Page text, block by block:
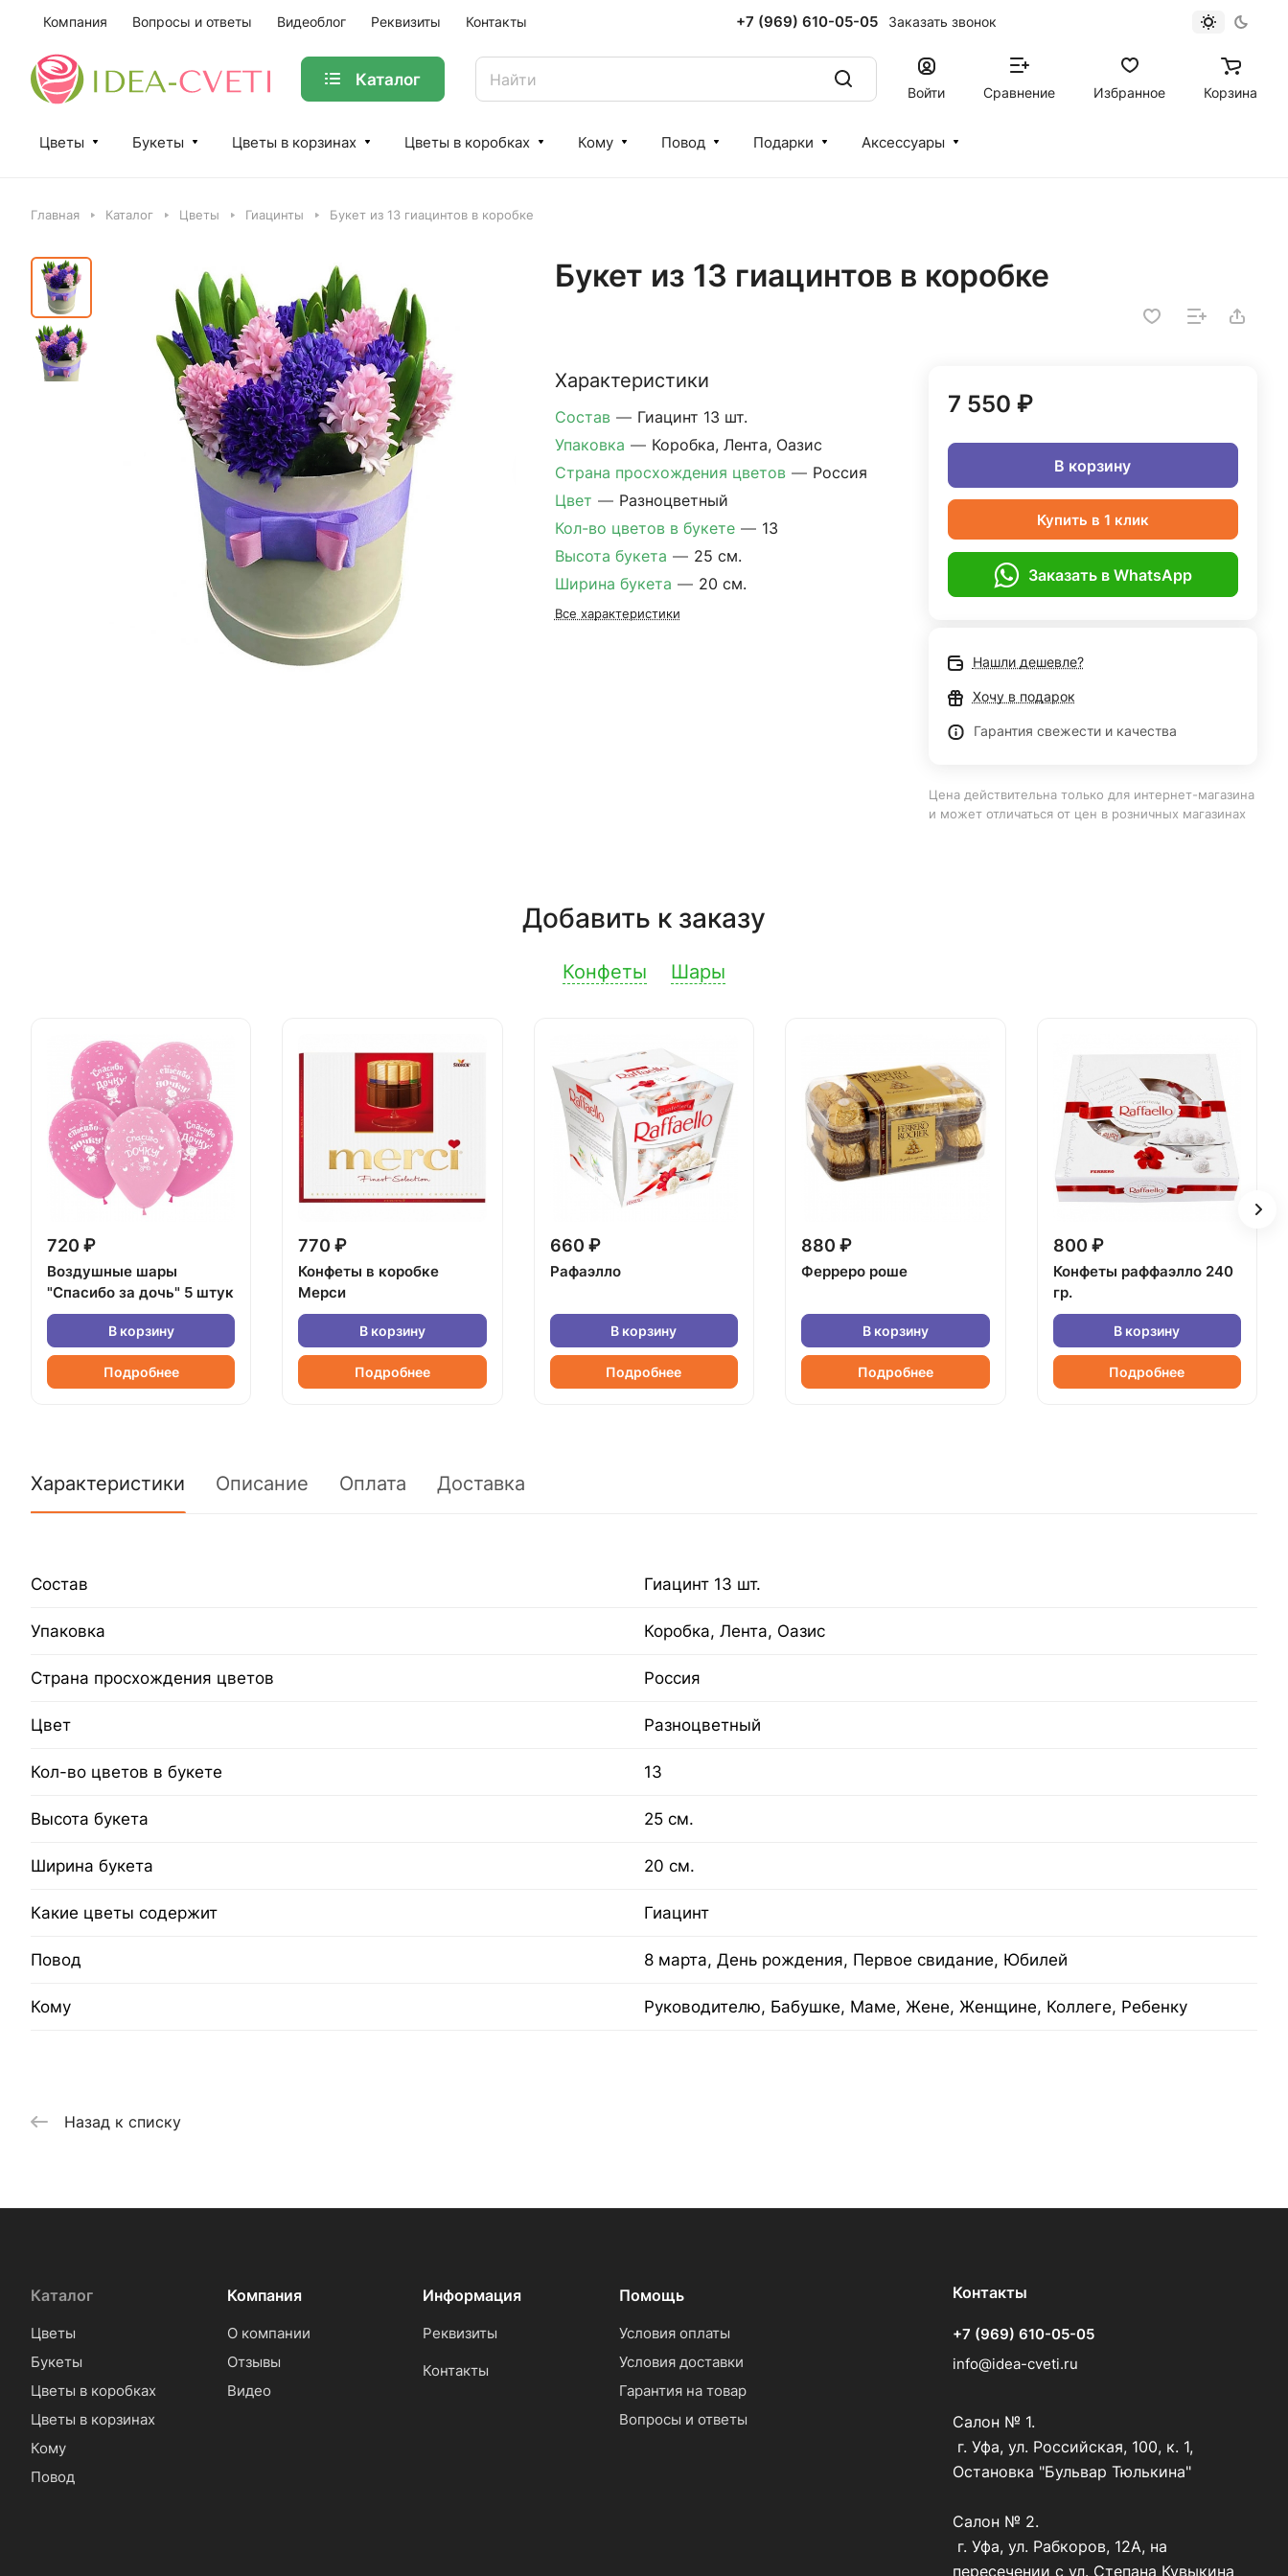
Компания Вопросы и ответы Видеоблог Реквизиты Контакты +7 (969) 610-05-05 Заказать звонок
Каталог
Войти Сравнение Избранное Корзина
Цветы Букеты Цветы в корзинах Цветы в коробках Кому Повод Подарки Аксессуары
Главная Каталог Цветы Гиацинты Букет из 13 гиацинтов в коробке
Букет из 13 гиацинтов в коробке
Характеристики
Состав — Гиацинт 13 шт.
Упаковка — Коробка, Лента, Оазис
Страна просхождения цветов — Россия
Цвет — Разноцветный
Кол-во цветов в букете — 13
Высота букета — 25 см.
Ширина букета — 20 см.
Все характеристики
7 550 ₽
В корзину
Купить в 1 клик
Заказать в WhatsApp
Нашли дешевле?
Хочу в подарок
Гарантия свежести и качества
Цена действительна только для интернет-магазина
и может отличаться от цен в розничных магазинах
Добавить к заказу
Конфеты Шары
720 ₽
Воздушные шары
"Спасибо за дочь" 5 штук
В корзину
Подробнее
770 ₽
Конфеты в коробке
Мерси
В корзину
Подробнее
660 ₽
Рафаэлло
В корзину
Подробнее
880 ₽
Ферреро роше
В корзину
Подробнее
800 ₽
Конфеты раффаэлло 240
гр.
В корзину
Подробнее
Характеристики Описание Оплата Доставка
Состав Гиацинт 13 шт.
Упаковка Коробка, Лента, Оазис
Страна просхождения цветов Россия
Цвет Разноцветный
Кол-во цветов в букете 13
Высота букета 25 см.
Ширина букета 20 см.
Какие цветы содержит Гиацинт
Повод 8 марта, День рождения, Первое свидание, Юбилей
Кому Руководителю, Бабушке, Маме, Жене, Женщине, Коллеге, Ребенку
Назад к списку
Каталог
Цветы
Букеты
Цветы в коробках
Цветы в корзинах
Кому
Повод
Компания
О компании
Отзывы
Видео
Информация
Реквизиты
Контакты
Помощь
Условия оплаты
Условия доставки
Гарантия на товар
Вопросы и ответы
Контакты
+7 (969) 610-05-05
info@idea-cveti.ru
Салон № 1.
г. Уфа, ул. Российская, 100, к. 1,
Остановка "Бульвар Тюлькина"
Салон № 2.
г. Уфа, ул. Рабкоров, 12А, на
пересечении с ул. Степана Кувыкина